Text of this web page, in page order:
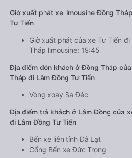
Giờ xuất phát xe limousine Đồng
Tư Tiến
Giờ xuất phát của xe Tư Tiến
Tháp limousine: 19:45
Địa điểm đón khách ở Đồng Tháp
Tháp đi Lâm Đồng Tư Tiến
Vòng xoay Sa Đéc
Địa điểm trả khách ở Lâm Đồng của
đi Lâm Đồng Tư Tiến
Bến xe liên tỉnh Đà Lạt
Cổng Bến xe Đức Trọng